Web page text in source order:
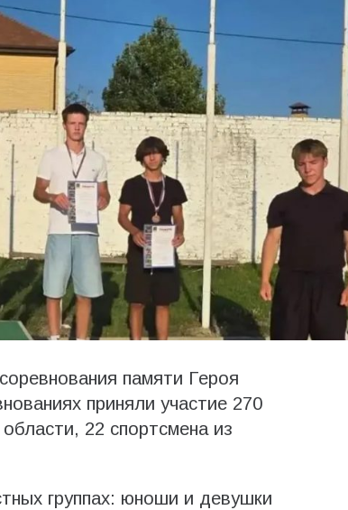
памяти Героя
приняли участие 270
22 спортсмена из
группах: юноши и девушки